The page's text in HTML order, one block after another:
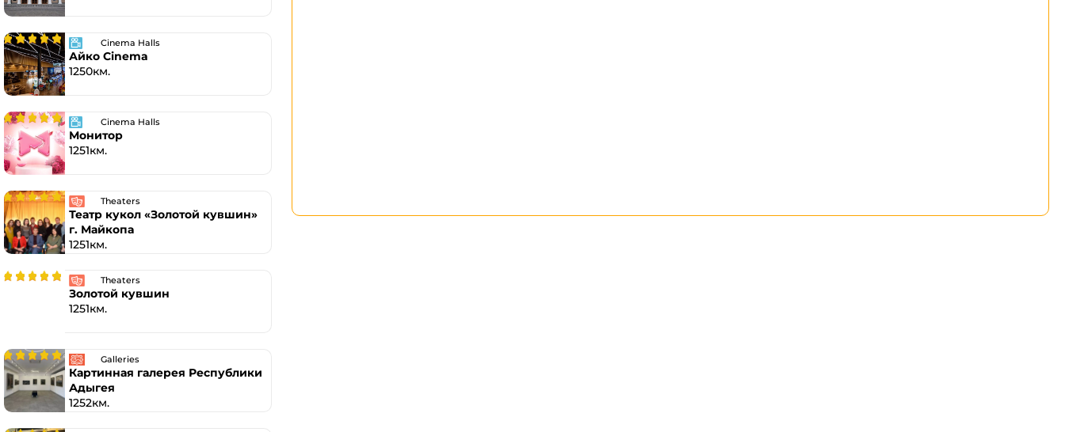
Cinema Halls
Айко Cinema
1250км.
Cinema Halls
Монитор
1251км.
Theaters
Театр кукол «Золотой кувшин»
г. Майкопа
1251км.
Theaters
Золотой кувшин
1251км.
Galleries
Картинная галерея Республики
Адыгея
1252км.